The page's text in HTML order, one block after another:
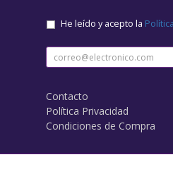
He leído y acepto la
Contacto
Política Privacidad
Condiciones de Compra